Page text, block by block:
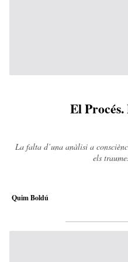
El
La falta d’una anàlisi a
els
Quim Boldú